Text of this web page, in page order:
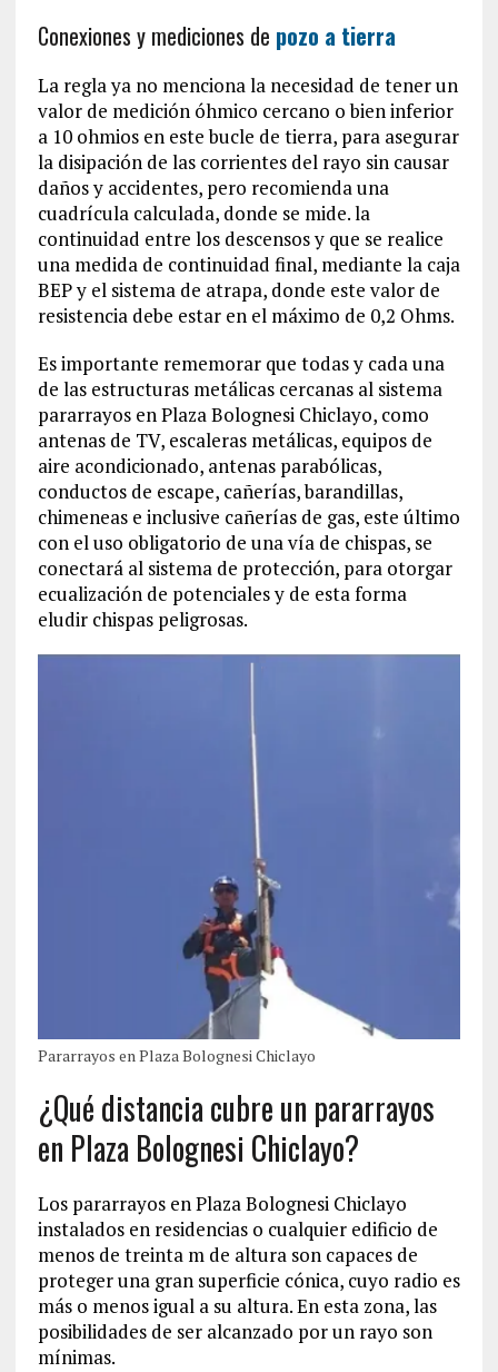
Conexiones y mediciones de pozo a tierra
La regla ya no menciona la necesidad de tener un
valor de medición óhmico cercano o bien inferior
a 10 ohmios en este bucle de tierra, para asegurar
la disipación de las corrientes del rayo sin causar
daños y accidentes, pero recomienda una
cuadrícula calculada, donde se mide. la
continuidad entre los descensos y que se realice
una medida de continuidad final, mediante la caja
BEP y el sistema de atrapa, donde este valor de
resistencia debe estar en el máximo de 0,2 Ohms.
Es importante rememorar que todas y cada una
de las estructuras metálicas cercanas al sistema
pararrayos en Plaza Bolognesi Chiclayo, como
antenas de TV, escaleras metálicas, equipos de
aire acondicionado, antenas parabólicas,
conductos de escape, cañerías, barandillas,
chimeneas e inclusive cañerías de gas, este último
con el uso obligatorio de una vía de chispas, se
conectará al sistema de protección, para otorgar
ecualización de potenciales y de esta forma
eludir chispas peligrosas.
Pararrayos en Plaza Bolognesi Chiclayo
¿Qué distancia cubre un pararrayos
en Plaza Bolognesi Chiclayo?
Los pararrayos en Plaza Bolognesi Chiclayo
instalados en residencias o cualquier edificio de
menos de treinta m de altura son capaces de
proteger una gran superficie cónica, cuyo radio es
más o menos igual a su altura. En esta zona, las
posibilidades de ser alcanzado por un rayo son
mínimas.